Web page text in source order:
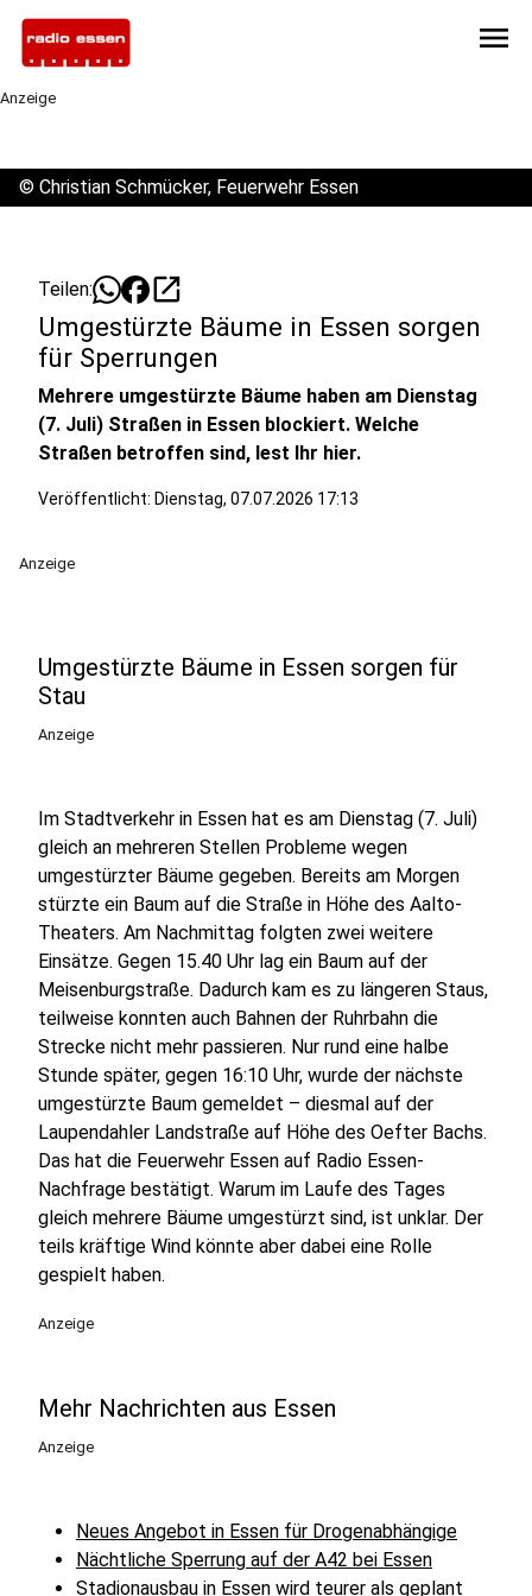
menu
Anzeige
© Christian Schmücker, Feuerwehr Essen
Teilen: open_in_new
Umgestürzte Bäume in Essen sorgen
für Sperrungen
Mehrere umgestürzte Bäume haben am Dienstag
(7. Juli) Straßen in Essen blockiert. Welche
Straßen betroffen sind, lest Ihr hier.
Veröffentlicht: Dienstag, 07.07.2026 17:13
Anzeige
Umgestürzte Bäume in Essen sorgen für
Stau
Anzeige
Im Stadtverkehr in Essen hat es am Dienstag (7. Juli)
gleich an mehreren Stellen Probleme wegen
umgestürzter Bäume gegeben. Bereits am Morgen
stürzte ein Baum auf die Straße in Höhe des Aalto-
Theaters. Am Nachmittag folgten zwei weitere
Einsätze. Gegen 15.40 Uhr lag ein Baum auf der
Meisenburgstraße. Dadurch kam es zu längeren Staus,
teilweise konnten auch Bahnen der Ruhrbahn die
Strecke nicht mehr passieren. Nur rund eine halbe
Stunde später, gegen 16:10 Uhr, wurde der nächste
umgestürzte Baum gemeldet – diesmal auf der
Laupendahler Landstraße auf Höhe des Oefter Bachs.
Das hat die Feuerwehr Essen auf Radio Essen-
Nachfrage bestätigt. Warum im Laufe des Tages
gleich mehrere Bäume umgestürzt sind, ist unklar. Der
teils kräftige Wind könnte aber dabei eine Rolle
gespielt haben.
Anzeige
Mehr Nachrichten aus Essen
Anzeige
Neues Angebot in Essen für Drogenabhängige
Nächtliche Sperrung auf der A42 bei Essen
Stadionausbau in Essen wird teurer als geplant